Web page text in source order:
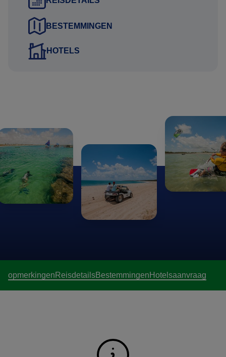
de samenstelling van uw reisgezelschap. De gemiddelde
prijs per persoon verschilt namelijk, indien u alleen reist,
met twee personen of bijvoorbeeld een reis met 4
BESTEMMINGEN
HOTELS
opmerkingenReisdetailsBestemmingenHotelsaanvraag